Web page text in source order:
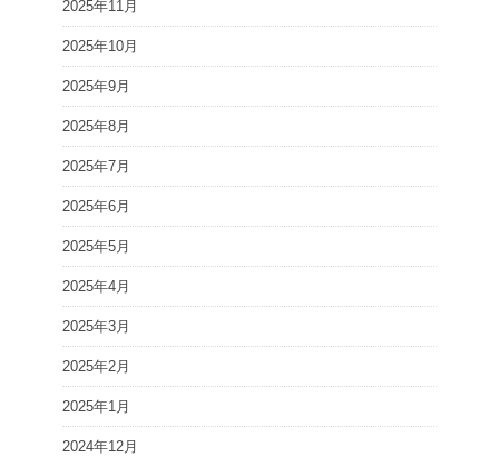
2025年11月
2025年10月
2025年9月
2025年8月
2025年7月
2025年6月
2025年5月
2025年4月
2025年3月
2025年2月
2025年1月
2024年12月